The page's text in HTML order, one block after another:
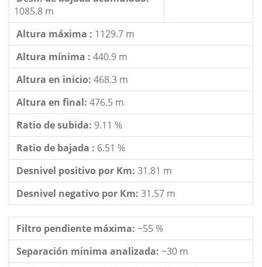
1085.8 m
Altura máxima : 1129.7 m
Altura mínima : 440.9 m
Altura en inicio: 468.3 m
Altura en final: 476.5 m
Ratio de subida: 9.11 %
Ratio de bajada : 6.51 %
Desnivel positivo por Km: 31.81 m
Desnivel negativo por Km: 31.57 m
Filtro pendiente máxima: ~55 %
Separación minima analizada: ~30 m